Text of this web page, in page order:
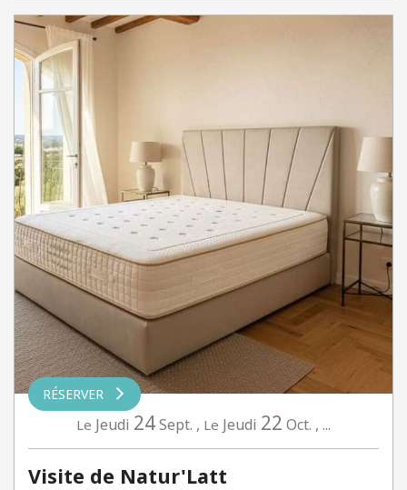
RÉSERVER
Le Jeudi 24Sept. , Le Jeudi 22 Oct. , ...
Visite de Natur'Latt